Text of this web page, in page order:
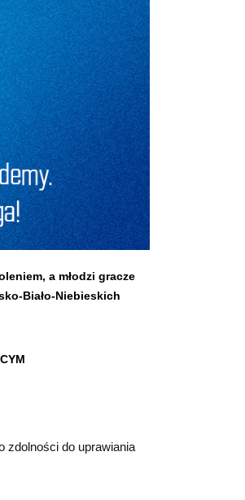
a młodzi gracze
Biało-Niebieskich
zdolności do uprawiania